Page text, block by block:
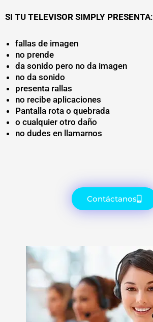
SI TU TELEVISOR SIMPLY PRESENTA:
fallas de imagen
no prende
da sonido pero no da imagen
no da sonido
presenta rallas
no recibe aplicaciones
Pantalla rota o quebrada
o cualquier otro daño
no dudes en llamarnos
Contáctanos